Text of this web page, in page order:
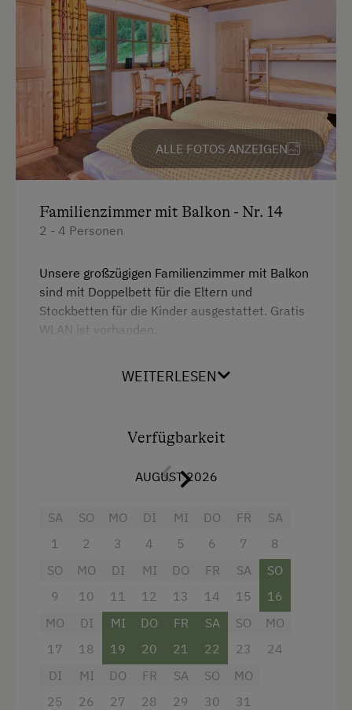
ALLE FOTOS ANZEIGEN
Familienzimmer mit Balkon - Nr. 14
2 - 4 Personen
Unsere großzügigen Familienzimmer mit Balkon
sind mit Doppelbett für die Eltern und
Stockbetten für die Kinder ausgestattet. Gratis
WLAN ist vorhanden.
WEITERLESEN
Verfügbarkeit
AUGUST 2026
SA
1
SO
2
MO
3
DI
4
MI
5
DO
6
FR
7
SA
8
SO
9
MO
10
DI
11
MI
12
DO
13
FR
14
SA
15
SO
16
MO
17
DI
18
MI
19
DO
20
FR
21
SA
22
SO
23
MO
24
DI
25
MI
26
DO
27
FR
28
SA
29
SO
30
MO
31